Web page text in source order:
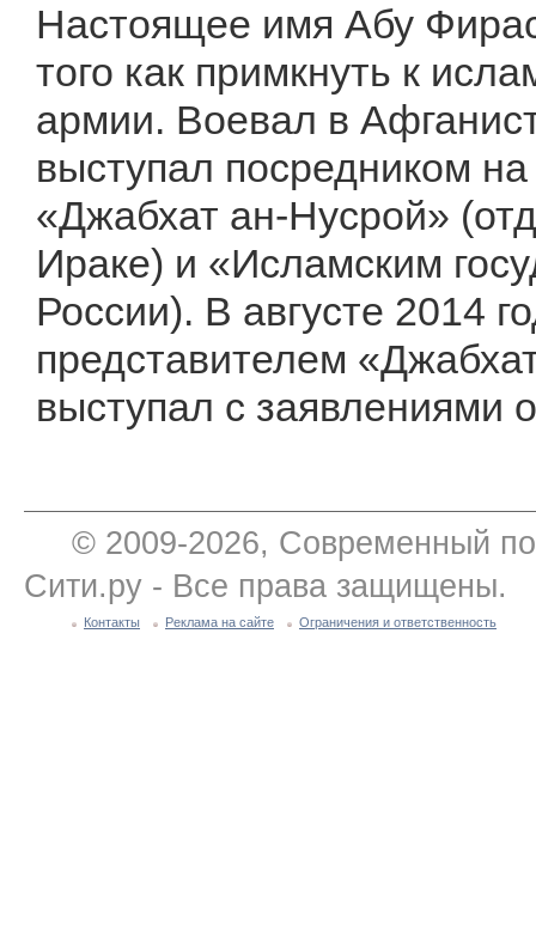
Настоящее имя Абу
того как примкнуть к
армии. Воевал в
выступал посредником
«Джабхат ан-Нусрой»
Ираке) и «Исламским
России). В августе 2014
представителем
выступал с заявлениями
© 2009-2026, Современный
Сити.ру - Все права защищены.
Контакты Реклама на сайте Ограничения и ответственность